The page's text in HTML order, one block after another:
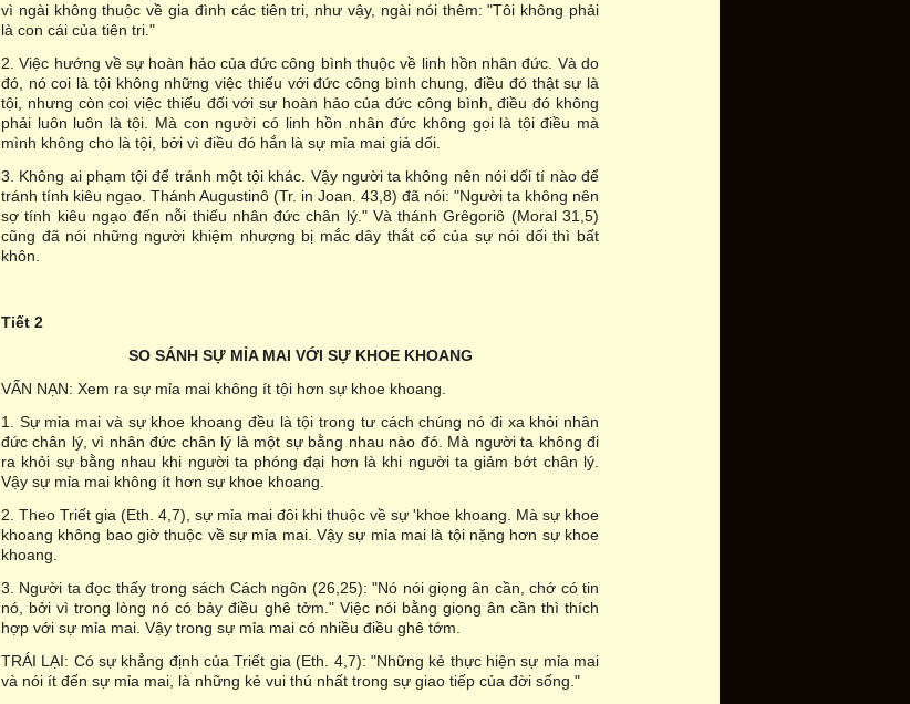
vì ngài không thuộc về gia đình các tiên tri, như vậy, ngài nói thêm: "Tôi không phải
là con cái của tiên tri."
2. Việc hướng về sự hoàn hảo của đức công bình thuộc về linh hồn nhân đức. Và do
đó, nó coi là tội không những việc thiếu với đức công bình chung, điều đó thật sự là
tội, nhưng còn coi việc thiếu đối với sự hoàn hảo của đức công bình, điều đó không
phải luôn luôn là tội. Mà con người có linh hồn nhân đức không gọi là tội điều mà
mình không cho là tội, bởi vì điều đó hắn là sự mỉa mai giả dối.
3. Không ai phạm tội để tránh một tội khác. Vậy người ta không nên nói dối tí nào để
tránh tính kiêu ngạo. Thánh Augustinô (Tr. in Joan. 43,8) đã nói: "Người ta không nên
sợ tính kiêu ngạo đến nỗi thiếu nhân đức chân lý." Và thánh Grêgoriô (Moral 31,5)
cũng đã nói những người khiệm nhượng bị mắc dây thắt cổ của sự nói dối thì bất
khôn.
Tiết 2
SO SÁNH SỰ MỈA MAI VỚI SỰ KHOE KHOANG
VẤN NẠN: Xem ra sự mỉa mai không ít tội hơn sự khoe khoang.
1. Sự mỉa mai và sự khoe khoang đều là tội trong tư cách chúng nó đi xa khỏi nhân
đức chân lý, vì nhân đức chân lý là một sự bằng nhau nào đó. Mà người ta không đi
ra khỏi sự bằng nhau khi người ta phóng đại hơn là khi người ta giảm bớt chân lý.
Vậy sự mỉa mai không ít hơn sự khoe khoang.
2. Theo Triết gia (Eth. 4,7), sự mỉa mai đôi khi thuộc về sự 'khoe khoang. Mà sự khoe
khoang không bao giờ thuộc về sự mỉa mai. Vậy sự mỉa mai là tội nặng hơn sự khoe
khoang.
3. Người ta đọc thấy trong sách Cách ngôn (26,25): "Nó nói giọng ân cần, chớ có tin
nó, bởi vì trong lòng nó có bảy điều ghê tởm." Việc nói bằng giọng ân cần thì thích
hợp với sự mỉa mai. Vậy trong sự mỉa mai có nhiều điều ghê tớm.
TRÁI LẠI: Có sự khẳng định của Triết gia (Eth. 4,7): "Những kẻ thực hiện sự mỉa mai
và nói ít đến sự mỉa mai, là những kẻ vui thú nhất trong sự giao tiếp của đời sống."